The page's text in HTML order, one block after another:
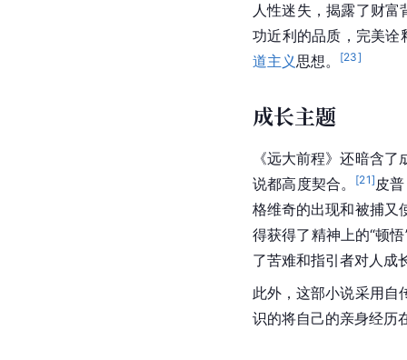
人性迷失，揭露了财
功近利的品质，完美诠
道主义思想。 [23]
成长主题
《远大前程》还暗含了
说都高度契合。
[21] 皮
格维奇的出现和被捕又
得获得了精神上的“顿
了苦难和指引者对人成
此外，这部小说采用自
识的将自己的亲身经历